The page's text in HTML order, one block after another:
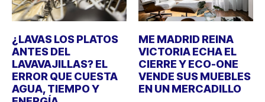
¿LAVAS LOS PLATOS
ANTES DEL
LAVAVAJILLAS? EL
ERROR QUE CUESTA
AGUA, TIEMPO Y
ME MADRID REINA
VICTORIA ECHA EL
CIERRE Y ECO-ONE
VENDE SUS MUEBLES
EN UN MERCADILLO